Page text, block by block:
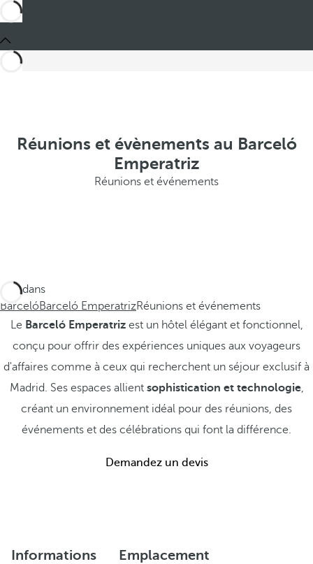
Réunions et évènements au Barceló
Emperatriz
Réunions et événements
Ces dans
BarcelóBarceló EmperatrizRéunions et événements
Le Barceló Emperatrizest un hôtel élégant et fonctionnel,
conçu pour offrir des expériences uniques aux voyageurs
d'affaires comme à ceux qui recherchent un séjour exclusif à
Madrid. Ses espaces allient sophistication et technologie,
créant un environnement idéal pour des réunions, des
événements et des célébrations qui font la différence.
Demandez un devis
Informations Emplacement